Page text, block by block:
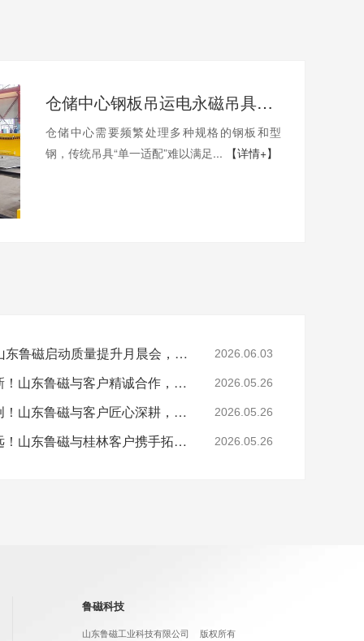
仓储中心钢板吊运电永磁吊具连吊，适应不同物料的能力解析
仓储中心需要频繁处理多种规格的钢板和型
钢，传统吊具“单一适配”难以满足...
【详情+】
精工提质，笃行致远｜山东鲁磁启动质量提升月晨会，筑牢品质根基 2026.06.03
2026年5月25日融势拓新！山东鲁磁与客户精诚合作，共创未来 2026.05.26
2026年5月25日聚力合创！山东鲁磁与客户匠心深耕，同筑华章 2026.05.26
2026年5月22日协同筑远！山东鲁磁与桂林客户携手拓疆，共启新程 2026.05.26
鲁磁科技
山东鲁磁工业科技有限公司 版权所有